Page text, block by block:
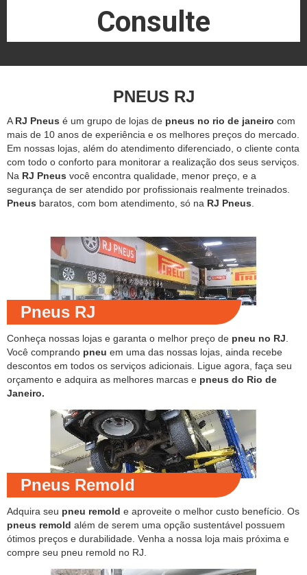
Consulte
PNEUS RJ
A RJ Pneus é um grupo de lojas de pneus no rio de janeiro com
mais de 10 anos de experiência e os melhores preços do mercado.
Em nossas lojas, além do atendimento diferenciado, o cliente conta
com todo o conforto para monitorar a realização dos seus serviços.
Na RJ Pneus você encontra qualidade, menor preço, e a
segurança de ser atendido por profissionais realmente treinados.
Pneus baratos, com bom atendimento, só na RJ Pneus
Pneus RJ
Conheça nossas lojas e garanta o melhor preço de pneu no RJ
Você comprando pneu em uma das nossas lojas, ainda recebe
descontos em todos os serviços adicionais. Ligue agora, faça seu
orçamento e adquira as melhores marcas e pneus do Rio de
Janeiro.
Pneus Remold
Adquira seu pneu remold e aproveite o melhor custo benefício. Os
pneus remold além de serem uma opção sustentável possuem
ótimos preços e durabilidade. Venha a nossa loja mais próxima e
compre seu pneu remold no RJ.